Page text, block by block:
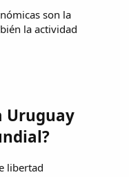
son la
la actividad
Uruguay
libertad